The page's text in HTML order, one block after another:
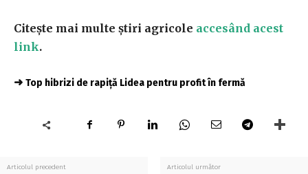
Citește mai multe știri agricole accesând acest
link.
➜ Top hibrizi de rapiță Lidea pentru profit în fermă
Articolul precedent Articolul următor